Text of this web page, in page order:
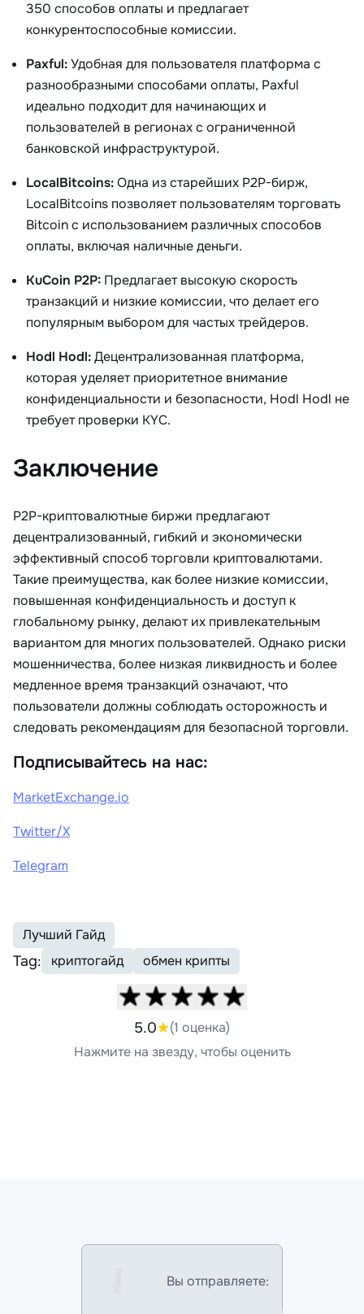
350 способов оплаты и предлагает
конкурентоспособные комиссии.
Paxful:Удобная для пользователя платформа с
разнообразными способами оплаты, Paxful
идеально подходит для начинающих и
пользователей в регионах с ограниченной
банковской инфраструктурой.
LocalBitcoins:Одна из старейших P2P-бирж,
LocalBitcoins позволяет пользователям торговать
Bitcoin с использованием различных способов
оплаты, включая наличные деньги.
KuCoin P2P: Предлагает высокую скорость
транзакций и низкие комиссии, что делает его
популярным выбором для частых трейдеров.
Hodl Hodl:Децентрализованная платформа,
которая уделяет приоритетное внимание
конфиденциальности и безопасности, Hodl Hodl не
требует проверки KYC.
Заключение
P2P-криптовалютные биржи предлагают
децентрализованный, гибкий и экономически
эффективный способ торговли криптовалютами.
Такие преимущества, как более низкие комиссии,
повышенная конфиденциальность и доступ к
глобальному рынку, делают их привлекательным
вариантом для многих пользователей. Однако риски
мошенничества, более низкая ликвидность и более
медленное время транзакций означают, что
пользователи должны соблюдать осторожность и
следовать рекомендациям для безопасной торговли.
Подписывайтесь на нас:
MarketExchange.io
Twitter/X
Telegram
Лучший Гайд
Tag: криптогайд обмен крипты
5.0
(1 оценка)
Нажмите на звезду, чтобы оценить
Вы отправляете: